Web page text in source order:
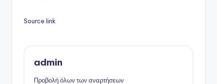
Source link
admin
Προβολή όλων των αναρτήσεων